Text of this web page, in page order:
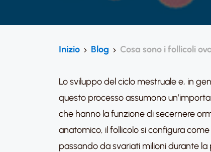
Inizio Blog Cosa sono i follicoli
Lo sviluppo del ciclo mestruale e, in
questo processo assumono
che hanno la funzione di secernere
anatomico, il follicolo si configura
passando da svariati milioni durante